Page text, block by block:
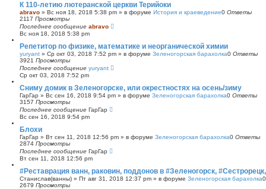
К 110-летию лютеранской церкви Терийоки
abravo » Вс ноя 18, 2018 5:38 pm » в форуме История и краеведение0 Ответы
2117 Просмотры
Последнее сообщение abravo
Вс ноя 18, 2018 5:38 pm
Репетитор по физике, математике и неорганической химии
yuryant » Ср окт 03, 2018 7:52 pm » в форуме Зеленогорская барахолка0 Ответы
3921 Просмотры
Последнее сообщение yuryant
Ср окт 03, 2018 7:52 pm
Сниму домик в Зеленогорске, или окрестностях на осень/зиму
ГарГар » Вс сен 16, 2018 9:54 pm » в форуме Зеленогорская барахолка0 Ответы
3157 Просмотры
Последнее сообщение ГарГар
Вс сен 16, 2018 9:54 pm
Блохи
ГарГар » Вт сен 11, 2018 12:56 pm » в форуме Зеленогорская барахолка0 Ответы
2874 Просмотры
Последнее сообщение ГарГар
Вт сен 11, 2018 12:56 pm
#Реставрация ванн, раковин, поддонов в #Зеленогорск,
Станислав(ванны) » Пт авг 31, 2018 12:37 pm » в форуме Зеленогорская барахолка
2679 Просмотры